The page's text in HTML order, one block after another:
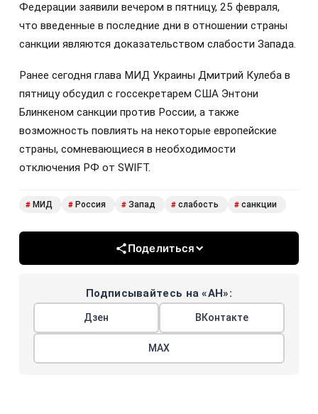
Федерации заявили вечером в пятницу, 25 февраля,
что введенные в последние дни в отношении страны
санкции являются доказательством слабости Запада.
Ранее сегодня глава МИД Украины Дмитрий Кулеба в
пятницу обсудил с госсекретарем США Энтони
Блинкеном санкции против России, а также
возможность повлиять на некоторые европейские
страны, сомневающиеся в необходимости
отключения РФ от SWIFT.
# МИД # Россия # Запад # слабость # санкции
Поделиться
Подписывайтесь на «АН»:
Дзен ВКонтакте
МАХ